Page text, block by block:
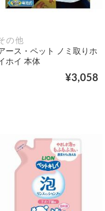
の他
ース・ペット ノミ取りホ
ホイ 本体
¥3,058